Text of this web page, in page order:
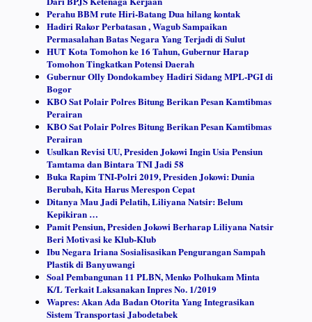
Perahu BBM rute Hiri-Batang Dua hilang kontak
Hadiri Rakor Perbatasan , Wagub Sampaikan
Permasalahan Batas Negara Yang Terjadi di Sulut
HUT Kota Tomohon ke 16 Tahun, Gubernur Harap
Tomohon Tingkatkan Potensi Daerah
Gubernur Olly Dondokambey Hadiri Sidang MPL-PGI di
Bogor
KBO Sat Polair Polres Bitung Berikan Pesan Kamtibmas
Perairan
KBO Sat Polair Polres Bitung Berikan Pesan Kamtibmas
Perairan
Usulkan Revisi UU, Presiden Jokowi Ingin Usia Pensiun
Tamtama dan Bintara TNI Jadi 58
Buka Rapim TNI-Polri 2019, Presiden Jokowi: Dunia
Berubah, Kita Harus Merespon Cepat
Ditanya Mau Jadi Pelatih, Liliyana Natsir: Belum
Kepikiran …
Pamit Pensiun, Presiden Jokowi Berharap Liliyana Natsir
Beri Motivasi ke Klub-Klub
Ibu Negara Iriana Sosialisasikan Pengurangan Sampah
Plastik di Banyuwangi
Soal Pembangunan 11 PLBN, Menko Polhukam Minta
K/L Terkait Laksanakan Inpres No. 1/2019
Wapres: Akan Ada Badan Otorita Yang Integrasikan
Sistem Transportasi Jabodetabek